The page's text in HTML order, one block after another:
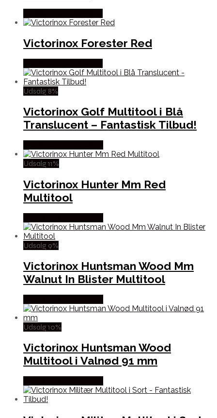
Victorinox Forester Red
Udsalg 8%
Victorinox Golf Multitool i Blå
Translucent – Fantastisk Tilbud!
Udsalg 11%
Victorinox Hunter Mm Red
Multitool
Udsalg 9%
Victorinox Huntsman Wood Mm
Walnut In Blister Multitool
Udsalg 10%
Victorinox Huntsman Wood
Multitool i Valnød 91 mm